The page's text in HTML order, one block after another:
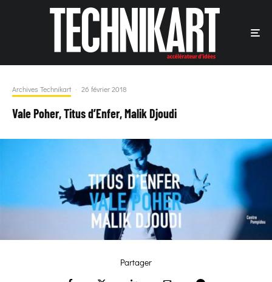
Archives Technikart · 26 février 2018
Vale Poher, Titus d’Enfer, Malik Djoudi
Partager